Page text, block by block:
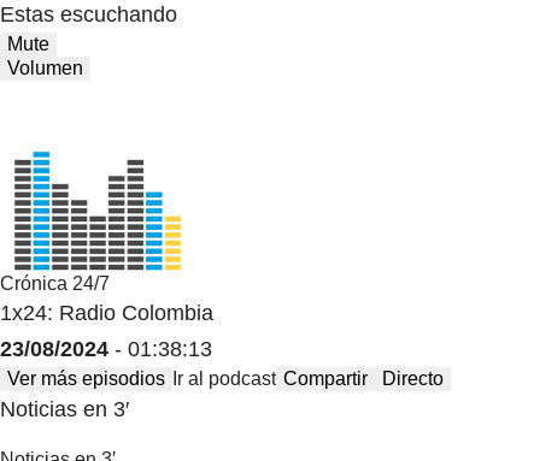
Estas escuchando
Mute
Volumen
Crónica 24/7
1x24: Radio Colombia
23/08/2024 - 01:38:13
Ver más episodios Ir al podcast Compartir Directo
Noticias en 3′